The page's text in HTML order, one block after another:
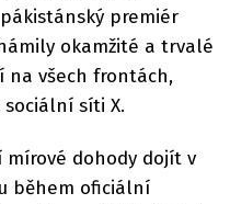
premiér
okamžité a trvalé
na všech frontách,
sociální síti X.
mírové dohody dojít v
během oficiální